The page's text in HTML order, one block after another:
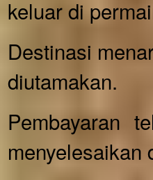
keluar di
Destinasi
diutamakan.
Pembayaran
menyelesaikan